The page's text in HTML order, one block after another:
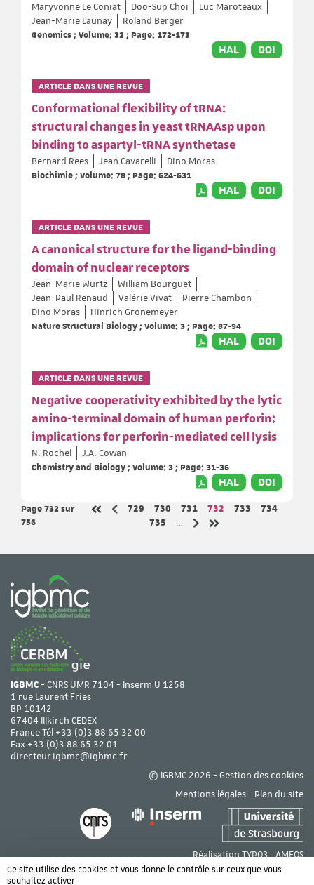
Maryvonne Le Coniat Doo-Sup Choi
Luc Maroteaux
Jean-Marie Launay
Roland Berger
Genomics ; Volume: 32 ; Page: 172-173
HAL DOI
ARTICLE DANS UNE REVUE
Conformational flexibility of tRNA:
structural changes in yeast tRNAAsp upon
binding to aspartyl-tRNA synthetase
Bernard Rees Jean Cavarelli
Dino Moras
Biochimie ; Volume: 78 ; Page: 624-631
HAL DOI
ARTICLE DANS UNE REVUE
A canonical structure for the ligand-binding
domain of nuclear receptors
Jean-Marie Wurtz
William Bourguet
Jean-Paul Renaud
Valérie Vivat
Pierre Chambon
Dino Moras
Hinrich Gronemeyer
Nature Structural Biology ; Volume: 3 ; Page: 87-94
HAL DOI
ARTICLE DANS UNE REVUE
Negative cooperativity exhibited by the lytic
amino-terminal domain of human perforin:
implications for perforin-mediated cell lysis
N. Rochel
J.A. Cowan
Chemistry and Biology ; Volume: 3 ; Page: 31-36
HAL DOI
Page 732sur
756
Première page
Page précédente
Page
729 Page
730 Page
731 Page
732 Page
733 Page
734
Page
735
…
IGBMC- CNRS UMR 7104 - Inserm U 1258
1 rue Laurent Fries
BP 10142
67404 Illkirch CEDEX
France Tél +33 (0)3 88 65 32 00
Fax +33 (0)3 88 65 32 01
directeur.igbmc@igbmc.fr
© IGBMC 2026 - Gestion des cookies
Mentions légales- Plan du site
Réalisation TYPO3 :AMEOS
Ce site utilise des cookies et vous donne le contrôle sur ceux que vous
souhaitez activer